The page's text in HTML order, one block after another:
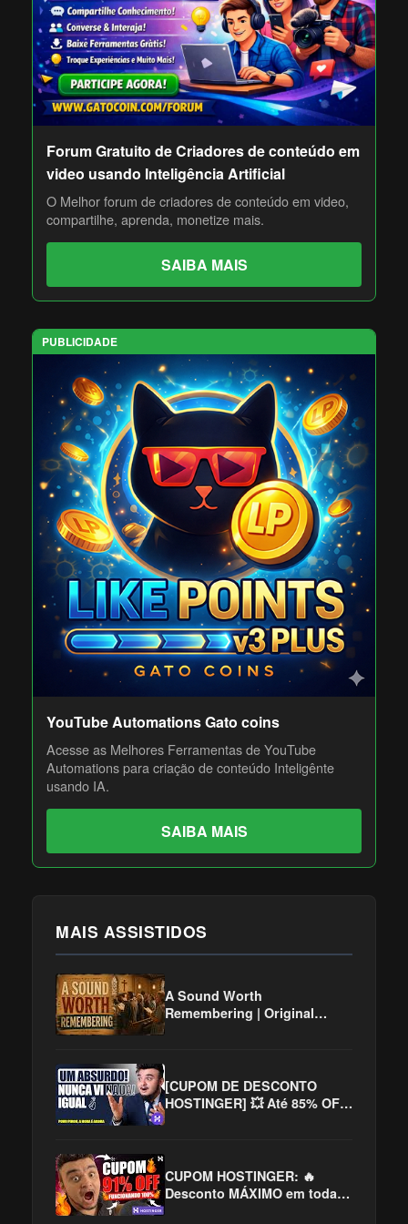
Forum Gratuito de Criadores de conteúdo em
video usando Inteligência Artificial
O Melhor forum de criadores de conteúdo em video,
compartilhe, aprenda, monetize mais.
SAIBA MAIS
PUBLICIDADE
YouTube Automations Gato coins
Acesse as Melhores Ferramentas de YouTube
Automations para criação de conteúdo Inteligênte
usando IA.
SAIBA MAIS
MAIS ASSISTIDOS
A Sound Worth
Remembering | Original
[CUPOM DE DESCONTO
HOSTINGER] 💥 Até 85% OFF
CUPOM HOSTINGER: 🔥
Desconto MÁXIMO em toda